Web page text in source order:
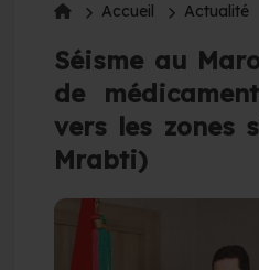
Accueil Actualité
Séisme au
de
vers les zones
Mrabti)